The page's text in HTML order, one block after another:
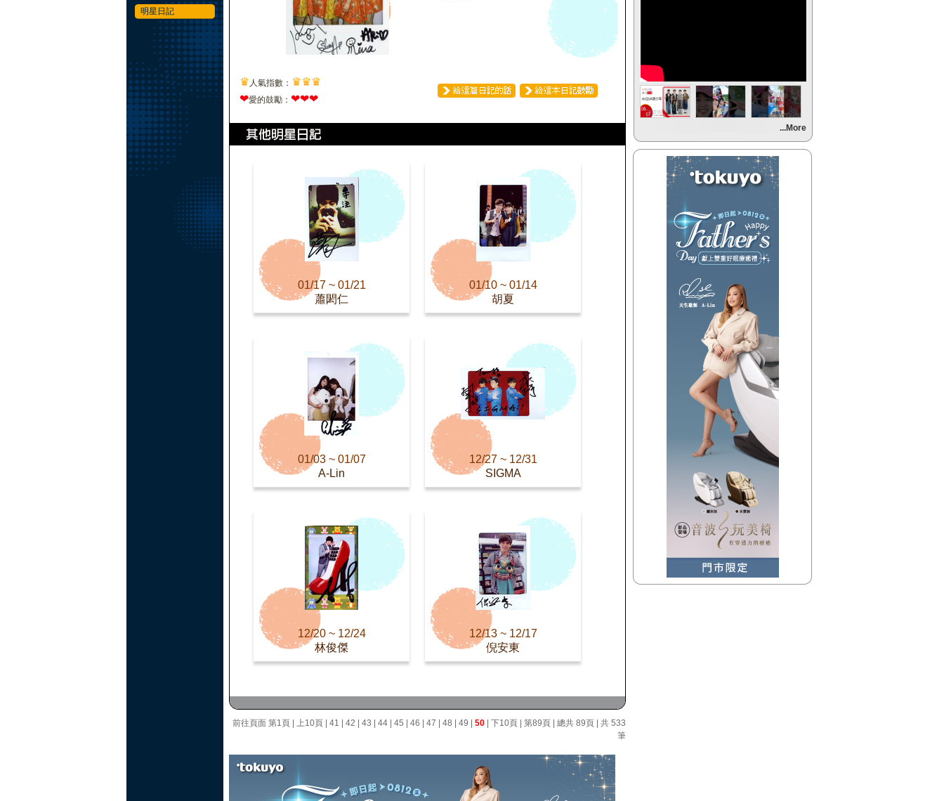
明星日記
♛ 人氣指數： ♛♛♛
❤愛的鼓勵： ❤❤❤
01/17 ~ 01/21
蕭閎仁
01/10 ~ 01/14
胡夏
01/03 ~ 01/07
A-Lin
12/27 ~ 12/31
SIGMA
12/20 ~ 12/24
林俊傑
12/13 ~ 12/17
倪安東
前往頁面 第1頁 上10頁 41 42 43 44 45 46 47 48 49 50 下10頁 第89頁 | 總共 89頁 | 共 533
筆
(南部)
點播特區-小米
【Next】
【HitFm正在進行】
東STOP！MUSIC ON
AIR
(聯播)HITO西洋排行榜-elsa
【HitFm正在進行】
(花東)
東STOP！MUSIC ON
AIR
(聯播)HITO西洋排行榜-elsa
...More